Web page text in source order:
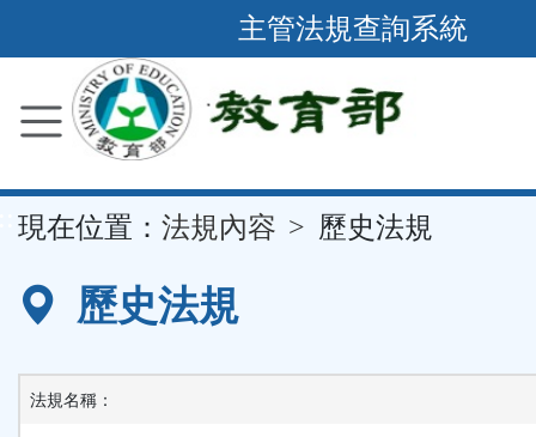
到
要
容
區
主管法規查詢系統
現在位置： 法規內容 歷史法規
歷史法規
法規名稱：